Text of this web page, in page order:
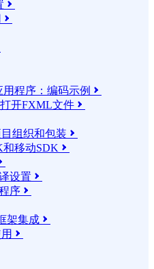


用程序：编码示例 
打开FXML文件 
组织和包装 
和移动SDK 
设置 
序 
架集成 
